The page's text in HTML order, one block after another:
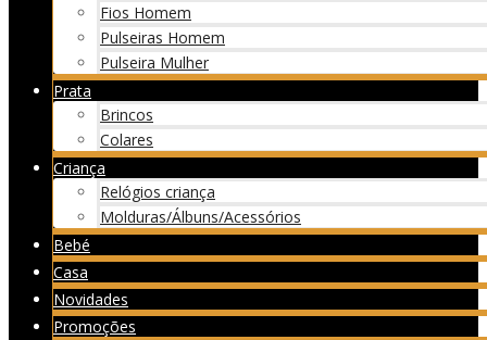
Fios Homem
Pulseiras Homem
Pulseira Mulher
Prata
Brincos
Colares
Criança
Relógios criança
Molduras/Álbuns/Acessórios
Bebé
Casa
Novidades
Promoções